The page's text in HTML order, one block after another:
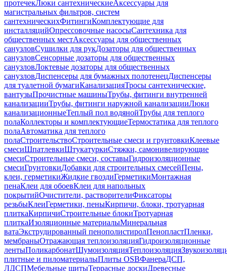
протечекЛюки сантехническиеАксессуары для
магистральных фильтров, систем
сантехническихФитингиКомплектующие для
инсталляцийОпрессовочные насосыСантехника для
общественных местАксессуары для общественных
санузловСушилки для рукДозаторы для общественных
санузловСенсорные дозаторы для общественных
санузловЛоктевые дозаторы для общественных
санузловДиспенсеры для бумажных полотенецДиспенсеры
для туалетной бумагиКанализацияТросы сантехнические,
вантузыПрочистные машиныТрубы, фитинги внутренней
канализацииТрубы, фитинги наружной канализацииЛюки
канализационныеТеплый пол водянойТрубы для теплого
полаКоллекторы и комплектующиеТермостатика для теплого
полаАвтоматика для теплого
полаСтроительствоСтроительные смеси и грунтовкиКлеевые
смесиШпатлевкиШтукатуркиСтяжки, самонивелирующие
смесиСтроительные смеси, составыГидроизоляционные
смесиГрунтовкиДобавки для строительных смесейПены,
клеи, герметикиЖидкие гвоздиГерметикиМонтажная
пенаКлеи для обоевКлеи для напольных
покрытийОчистители, растворителиФиксаторы
резьбыКлеиГерметики, пеныКирпичи, блоки, тротуарная
плиткаКирпичиСтроительные блокиТротуарная
плиткаИзоляционные материалыМинеральная
ватаЭкструдированный пенополистиролПенопластПленки,
мембраныОтражающая теплоизоляцияГидроизоляционные
лентыПоликарбонатШумоизоляцияТеплоизоляция
плитные и пиломатериалыПлиты OSBФанераДСП,
ЛДСПМебельные щитыТеррасные доскиДревесные